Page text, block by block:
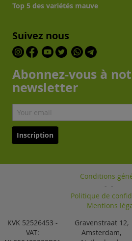
Top 5 des variétés mauve
Suivez nous
Abonnez-vous à
newsletter
Inscription
Conditions
-
Politique de
-
Mentions
KVK 52526453 -
VAT:
Gravenstraat 12,
Amsterdam,